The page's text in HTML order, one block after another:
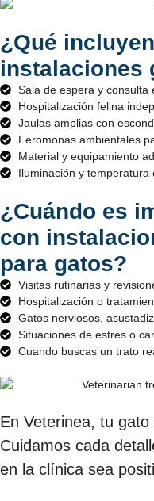
¿Qué
instalaciones
Sala de espera y consulta
Hospitalización felina
Jaulas amplias con
Feromonas ambientales
Material y equipamiento
Iluminación y temperatura
¿Cuándo es
con
para gatos?
Visitas rutinarias y
Hospitalización o
Gatos nerviosos,
Situaciones de estrés o
Cuando buscas un trato
En Veterinea, tu
Cuidamos cada
en la clínica sea